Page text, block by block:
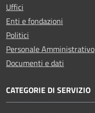
Uffici
Enti e fondazioni
Politici
Personale Amministrativo
Documenti e dati
CATEGORIE DI SERVIZIO